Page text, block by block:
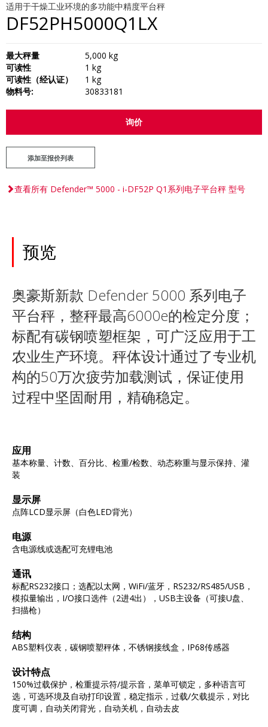
适用于干燥工业环境的多功能中精度平台秤
DF52PH5000Q1LX
最大秤量
5,000 kg
可读性
1 kg
可读性（经认证）
1 kg
物料号:
30833181
询价
添加至报价列表
查看所有 Defender™ 5000 - i-DF52P Q1系列电子平台秤 型号
预览
奥豪斯新款 Defender 5000 系列电子
平台秤，整秤最高6000e的检定分度；
标配有碳钢喷塑框架，可广泛应用于工
农业生产环境。秤体设计通过了专业机
构的50万次疲劳加载测试，保证使用
过程中坚固耐用，精确稳定。
应用
基本称量、计数、百分比、检重/检数、动态称重与显示保持、灌
装
显示屏
点阵LCD显示屏（白色LED背光）
电源
含电源线或选配可充锂电池
通讯
标配RS232接口；选配以太网，WiFi/蓝牙，RS232/RS485/USB，
模拟量输出，I/O接口选件（2进4出），USB主设备（可接U盘、
扫描枪）
结构
ABS塑料仪表，碳钢喷塑秤体，不锈钢接线盒，IP68传感器
设计特点
150%过载保护，检重提示符/提示音，菜单可锁定，多种语言可
选，可选环境及自动打印设置，稳定指示，过载/欠载提示，对比
度可调，自动关闭背光，自动关机，自动去皮